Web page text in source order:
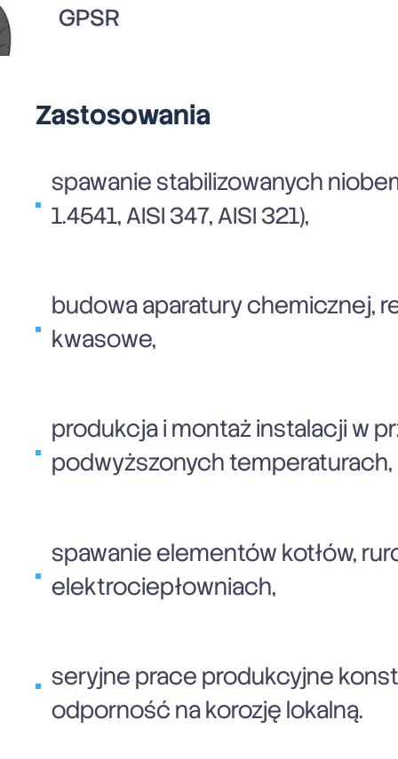
GPSR
Zastosowania
spawanie stabilizowanych
1.4541, AISI 347, AISI 321),
budowa aparatury chemicznej,
kwasowe,
produkcja i montaż instalacji w
podwyższonych temperaturach,
spawanie elementów kotłów,
elektrociepłowniach,
seryjne prace produkcyjne
odporność na korozję lokalną.